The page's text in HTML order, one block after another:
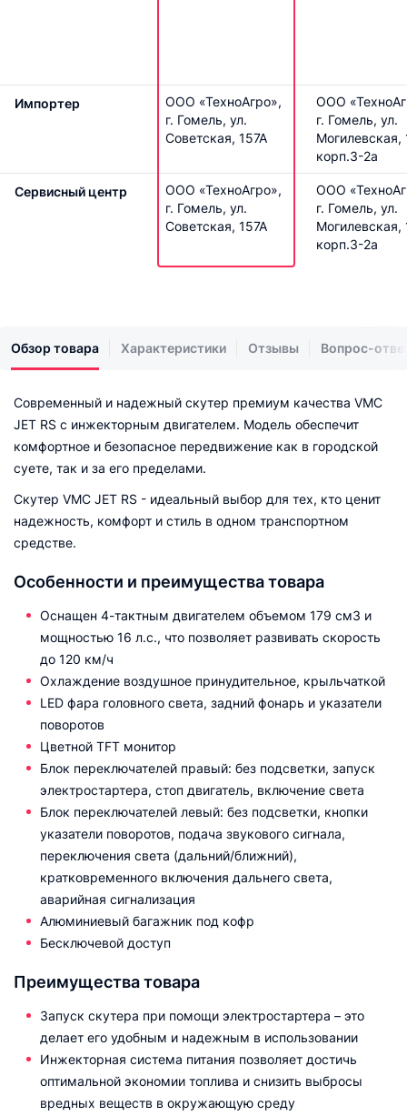
Импортер
ООО «ТехноАгро»,
г. Гомель, ул.
Советская, 157А
ООО
г. Гомель, ул.
Могилевская,
корп.3-2а
Сервисный центр
ООО «ТехноАгро»,
г. Гомель, ул.
Советская, 157А
ООО
г. Гомель, ул.
Могилевская,
корп.3-2а
Обзор товара Характеристики Отзывы Вопрос-
Современный и надежный скутер премиум качества VMC
JET RS с инжекторным двигателем. Модель обеспечит
комфортное и безопасное передвижение как в городской
суете, так и за его пределами.
Скутер VMC JET RS - идеальный выбор для тех, кто ценит
надежность, комфорт и стиль в одном транспортном
средстве.
Особенности и преимущества товара
Оснащен 4-тактным двигателем объемом 179 см3 и
мощностью 16 л.с., что позволяет развивать скорость
до 120 км/ч
Охлаждение воздушное принудительное, крыльчаткой
LED фара головного света, задний фонарь и указатели
поворотов
Цветной TFT монитор
Блок переключателей правый: без подсветки, запуск
электростартера, стоп двигатель, включение света
Блок переключателей левый: без подсветки, кнопки
указатели поворотов, подача звукового сигнала,
переключения света (дальний/ближний),
кратковременного включения дальнего света,
аварийная сигнализация
Алюминиевый багажник под кофр
Бесключевой доступ
Преимущества товара
Запуск скутера при помощи электростартера – это
делает его удобным и надежным в использовании
Инжекторная система питания позволяет достичь
оптимальной экономии топлива и снизить выбросы
вредных веществ в окружающую среду